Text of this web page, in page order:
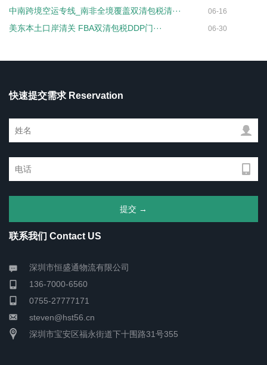
中南跨境空运专线_南非全境覆盖双清包税清··· 06-16
美东本土口岸清关 FBA双清包税DDP门··· 06-30
快速提交需求 Reservation
联系我们 Contact US
深圳市恒盛通物流有限公司
136-7000-6560
0755-27777171
steven@hst56.cn
深圳市宝安区福永街道下十围路31号355